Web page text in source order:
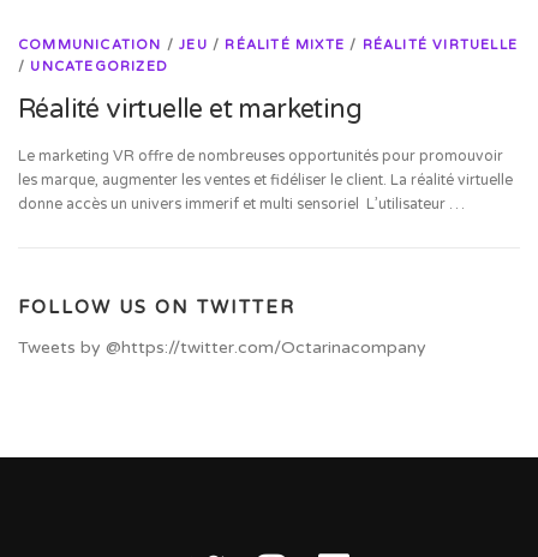
COMMUNICATION /JEU / RÉALITÉ MIXTE / RÉALITÉ VIRTUELLE
/ UNCATEGORIZED
Réalité virtuelle et marketing
Le marketing VR offre de nombreuses opportunités pour promouvoir
les marque, augmenter les ventes et fidéliser le client. La réalité virtuelle
donne accès un univers immerif et multi sensoriel L’utilisateur …
FOLLOW US ON TWITTER
Tweets by @https://twitter.com/Octarinacompany